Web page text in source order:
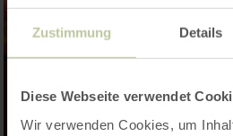
Zustimmung Details
Diese Webseite verwendet
Wir verwenden Cookies, um